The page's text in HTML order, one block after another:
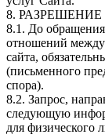
8.
8.1. До
отношений между
сайта,
(письменного
спора).
8.2. Запрос,
следующую
для физического